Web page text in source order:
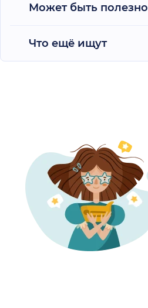
Может быть полезно
Что ещё ищут